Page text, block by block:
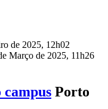
de 2025, 12h02
Março de 2025, 11h26
Porto